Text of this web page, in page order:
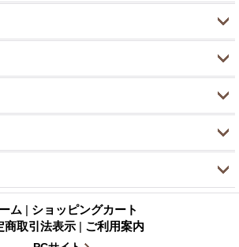
ム | ショッピングカート
商取引法表示 | ご利用案内